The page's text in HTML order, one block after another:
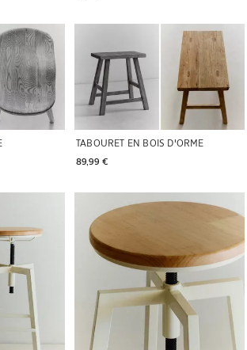
TABOURET EN BOIS D'ORME
89,99 €
6 Image changée en 1 de 6